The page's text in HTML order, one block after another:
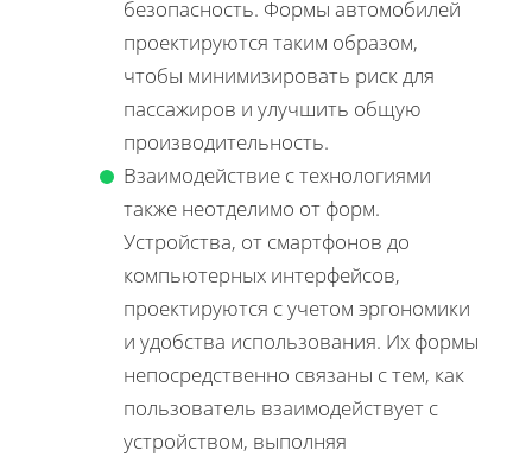
безопасность. Формы автомобилей
проектируются таким образом,
чтобы минимизировать риск для
пассажиров и улучшить общую
производительность.
Взаимодействие с технологиями
также неотделимо от форм.
Устройства, от смартфонов до
компьютерных интерфейсов,
проектируются с учетом эргономики
и удобства использования. Их формы
непосредственно связаны с тем, как
пользователь взаимодействует с
устройством, выполняя